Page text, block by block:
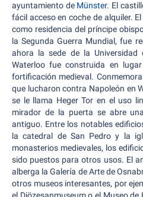
ayuntamiento de Münster. El
fácil acceso en coche de alquiler.
como residencia del príncipe
la Segunda Guerra Mundial, fue
ahora la sede de la Universidad
Waterloo fue construida en
fortificación medieval.
que lucharon contra Napoleón en
se le llama Heger Tor en el uso
mirador de la puerta se abre
antiguo. Entre los notables
la catedral de San Pedro y la
monasterios medievales, los
sido puestos para otros usos. El
alberga la Galería de Arte de
otros museos interesantes, por